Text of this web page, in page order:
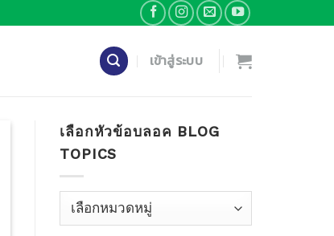
เข้าสู่ระบบ
เลือกหัวข้อบลอค BLOG
TOPICS
เลือก